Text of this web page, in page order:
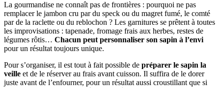
La gourmandise ne connaît pas de frontières : pourquoi ne pas
remplacer le jambon cru par du speck ou du magret fumé, le comté
par de la raclette ou du reblochon ? Les garnitures se prêtent à toutes
les improvisations : tapenade, fromage frais aux herbes, restes de
légumes rôtis… Chacun peut personnaliser son sapin à l’envi
pour un résultat toujours unique.
Pour s’organiser, il est tout à fait possible de préparer le sapin la
veille et de le réserver au frais avant cuisson. Il suffira de le dorer
juste avant de l’enfourner, pour un résultat aussi croustillant que si